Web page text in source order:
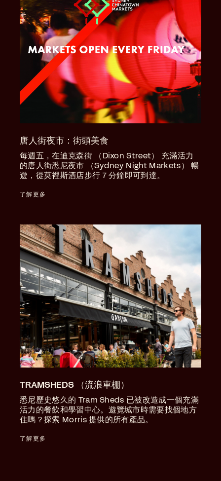
唐人街夜市：街頭美食
每週五，在迪克森街 （Dixon Street） 充滿活力
的唐人街悉尼夜市 （Sydney Night Markets） 暢
遊，從莫裡斯酒店步行 7 分鐘即可到達。
了解更多
TRAMSHEDS （流浪車棚）
悉尼歷史悠久的 Tram Sheds 已被改造成一個充滿
活力的餐飲和學習中心。遊覽城市時需要找個地方
住嗎？探索 Morris 提供的所有產品。
了解更多